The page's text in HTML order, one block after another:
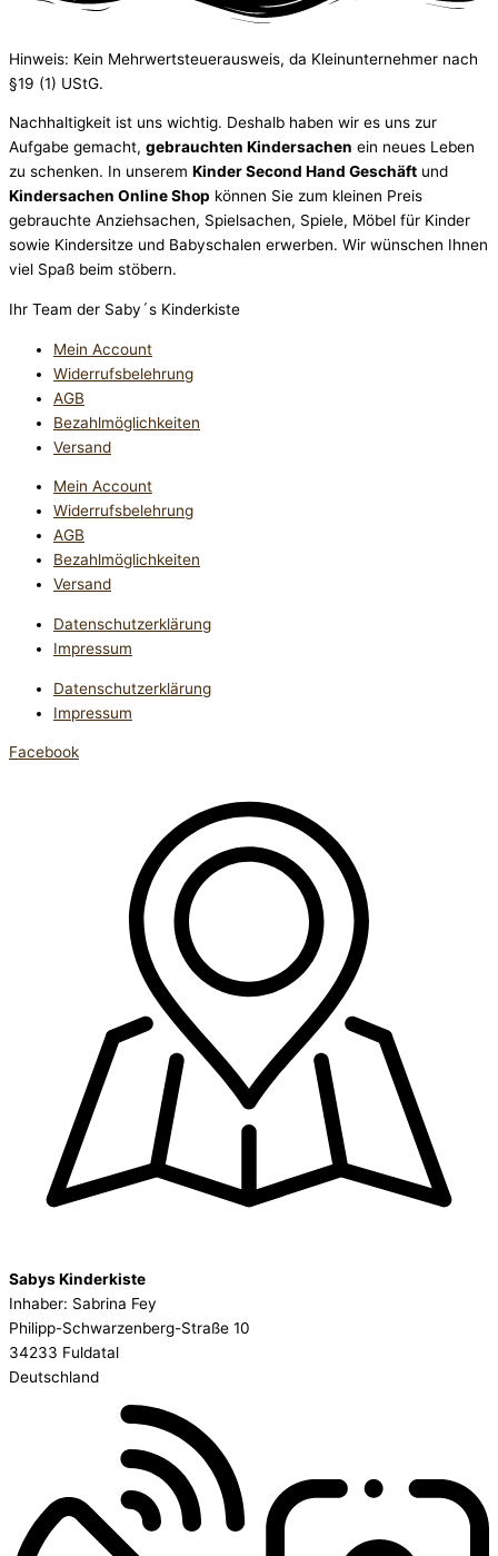
Hinweis: Kein Mehrwertsteuerausweis, da Kleinunternehmer nach
§19 (1) UStG.
Nachhaltigkeit ist uns wichtig. Deshalb haben wir es uns zur
Aufgabe gemacht, gebrauchten Kindersachen ein neues Leben
zu schenken. In unserem Kinder Second Hand Geschäft und
Kindersachen Online Shop können Sie zum kleinen Preis
gebrauchte Anziehsachen, Spiel­sachen, Spiele, Möbel für Kinder
sowie Kindersitze und Babyschalen erwerben. Wir wünschen Ihnen
viel Spaß beim stöbern.
Ihr Team der Saby´s Kinderkiste
Mein Account
Widerrufsbelehrung
AGB
Bezahlmöglichkeiten
Versand
Mein Account
Widerrufsbelehrung
AGB
Bezahlmöglichkeiten
Versand
Datenschutzerklärung
Impressum
Datenschutzerklärung
Impressum
Facebook
Sabys Kinderkiste
Inhaber: Sabrina Fey
Philipp-Schwarzenberg-Straße 10
34233 Fuldatal
Deutschland